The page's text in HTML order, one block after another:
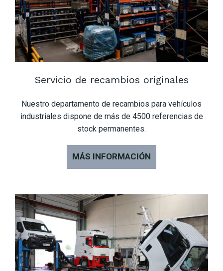
Servicio de recambios originales
Nuestro departamento de recambios para vehículos
industriales dispone de más de 4500 referencias de
stock permanentes.
MÁS INFORMACIÓN